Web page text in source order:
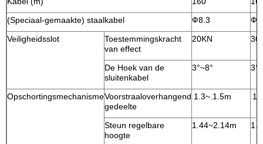
(Speciaal-gemaakte) staalkabel
Ф8.3
Veiligheidsslot
Toestemmingskracht
van effect
20KN
De Hoek van de
sluitenkabel
3°~8°
OpschortingsmechanismeVoorstraaloverhangend
gedeelte
1.3~.1.5m
Steun regelbare
hoogte
1.44~2.14m